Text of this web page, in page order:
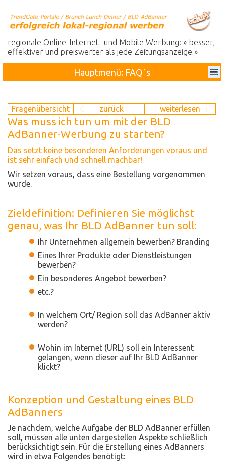
regionale Online-Internet- und Mobile Werbung: » besser,
effektiver und preiswerter als jede Zeitungsanzeige »
Hauptmenü: FAQ´s
Fragenübersicht zurück weiterlesen
Was muss ich tun um mit der BLD
AdBanner-Werbung zu starten?
Das setzt keine besonderen Anforderungen voraus und
ist sehr einfach und schnell machbar!
Wir setzen voraus, dass eine Bestellung vorgenommen
wurde.
Zieldefinition: Definieren Sie möglichst
genau, was Ihr BLD AdBanner tun soll:
Ihr Unternehmen allgemein bewerben? Branding
Eines Ihrer Produkte oder Dienstleistungen
bewerben?
Ein besonderes Angebot bewerben?
etc.?
In welchem Ort/ Region soll das AdBanner aktiv
werden?
Wohin im Internet (URL) soll ein Interessent
gelangen, wenn dieser auf Ihr BLD AdBanner
klickt?
Konzeption und Gestaltung eines BLD
AdBanners
Je nachdem, welche Aufgabe der BLD AdBanner erfüllen
soll, müssen alle unten dargestellen Aspekte schließlich
berücksichtigt sein. Für die Erstellung eines AdBanners
wird in etwa Folgendes benötigt: